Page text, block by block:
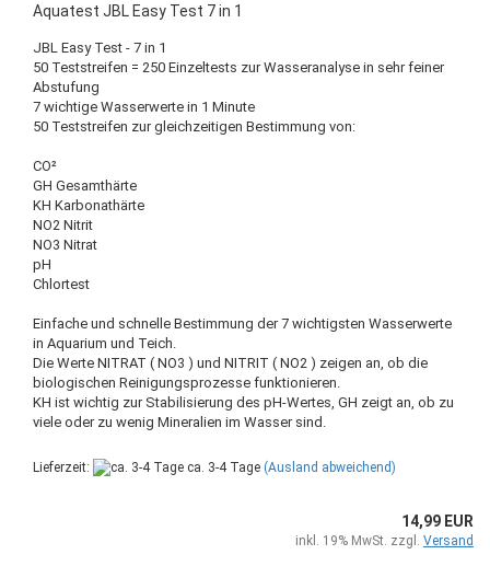
Aquatest JBL Easy Test 7 in 1
JBL Easy Test - 7 in 1
50 Teststreifen = 250 Einzeltests zur Wasseranalyse in sehr feiner
Abstufung
7 wichtige Wasserwerte in 1 Minute
50 Teststreifen zur gleichzeitigen Bestimmung von:
CO²
GH Gesamthärte
KH Karbonathärte
NO2 Nitrit
NO3 Nitrat
pH
Chlortest
Einfache und schnelle Bestimmung der 7 wichtigsten Wasserwerte
in Aquarium und Teich.
Die Werte NITRAT ( NO3 ) und NITRIT ( NO2 ) zeigen an, ob die
biologischen Reinigungsprozesse funktionieren.
KH ist wichtig zur Stabilisierung des pH-Wertes, GH zeigt an, ob zu
viele oder zu wenig Mineralien im Wasser sind.
Lieferzeit: ca. 3-4 Tage (Ausland abweichend)
14,99 EUR
inkl. 19% MwSt. zzgl. Versand